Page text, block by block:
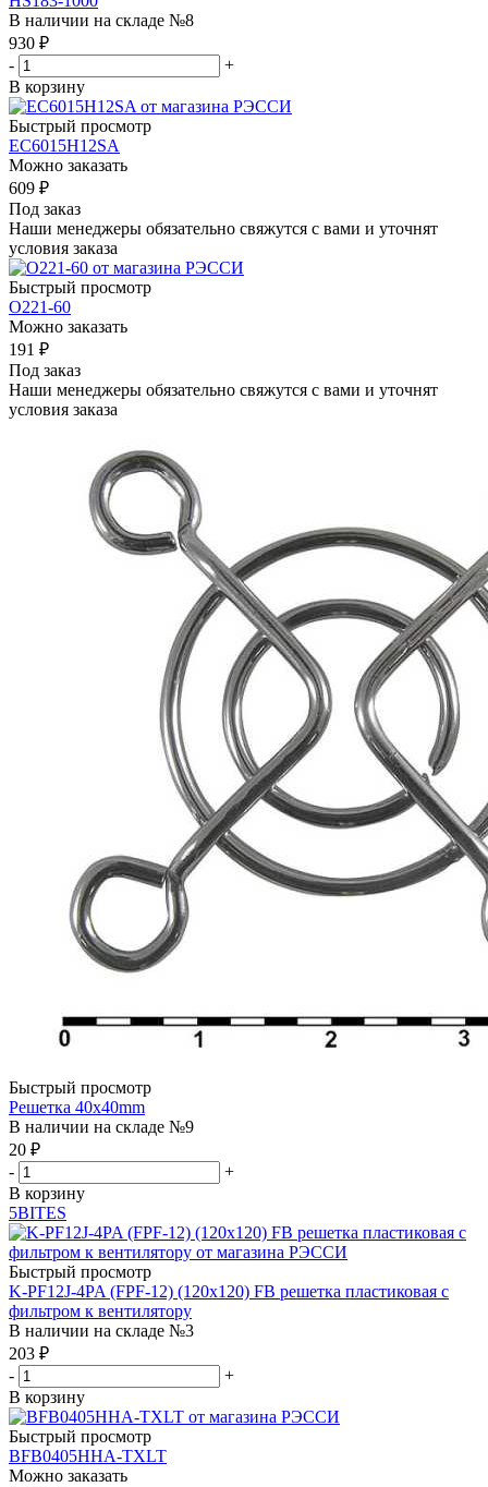
В наличии на складе №8
930 ₽
-
+
В корзину
Быстрый просмотр
EC6015H12SA
Можно заказать
609 ₽
Под заказ
Наши менеджеры обязательно свяжутся с вами и уточнят
условия заказа
Быстрый просмотр
О221-60
Можно заказать
191 ₽
Под заказ
Наши менеджеры обязательно свяжутся с вами и уточнят
условия заказа
Быстрый просмотр
Решетка 40x40mm
В наличии на складе №9
20 ₽
-
+
В корзину
5BITES
Быстрый просмотр
K-PF12J-4PA (FPF-12) (120х120) FB решетка пластиковая с
фильтром к вентилятору
В наличии на складе №3
203 ₽
-
+
В корзину
Быстрый просмотр
BFB0405HHA-TXLT
Можно заказать